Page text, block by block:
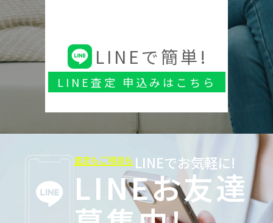
LINEで簡単!
LINE査定 申込みはこちら
査定もご相談も LINEでお気軽に!
LINEお友達